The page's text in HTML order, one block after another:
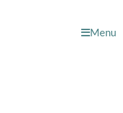
Menu